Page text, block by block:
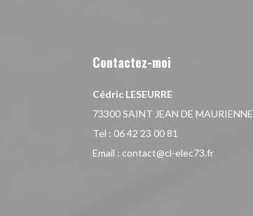
Contactez-moi
Cédric LESEURRE
73300 SAINT JEAN DE MAURIENNE
Tel : 06 42 23 00 81
Email : contact@cl-elec73.fr